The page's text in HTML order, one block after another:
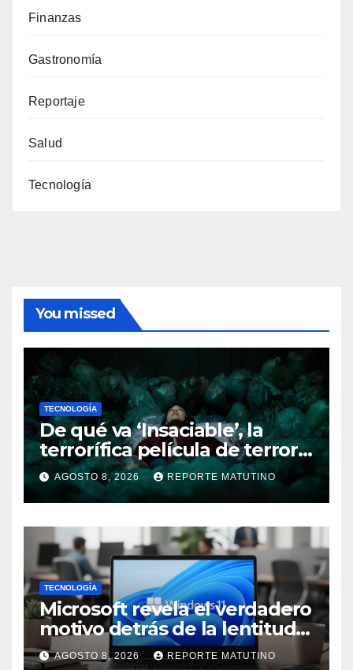
Finanzas
Gastronomía
Reportaje
Salud
Tecnología
You missed
TECNOLOGÍA
De qué va ‘Insaciable’, la
terrorífica película de terror
que seguro no conoces y te
soprenderá
AGOSTO 8, 2026 REPORTE MATUTINO
TECNOLOGÍA
Microsoft revela el verdadero
motivo detrás de la lentitud
de Windows 11
AGOSTO 8, 2026 REPORTE MATUTINO